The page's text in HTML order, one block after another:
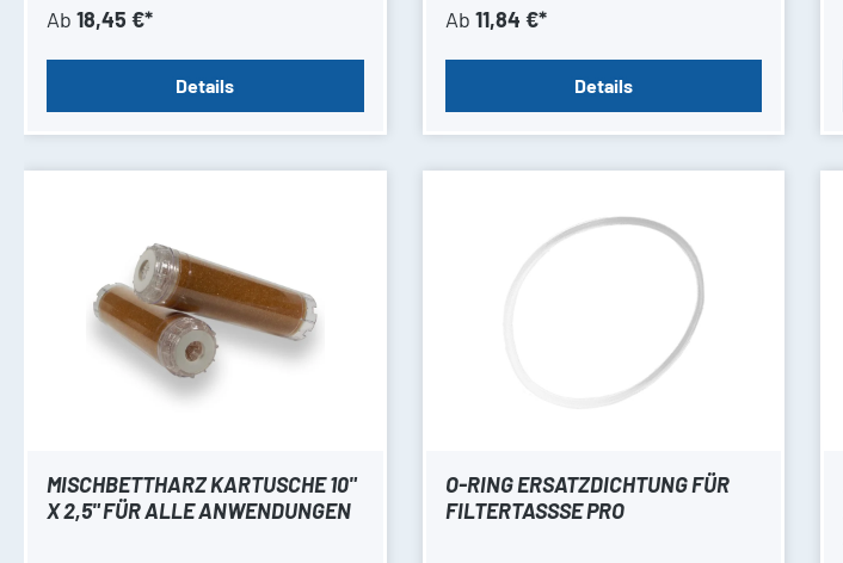
Ab 18,45 €*
Details
Ab 11,84 €*
Details
MISCHBETTHARZ KARTUSCHE 10"
X 2,5" FÜR ALLE ANWENDUNGEN
O-RING ERSATZDICHTUNG FÜR
FILTERTASSSE PRO